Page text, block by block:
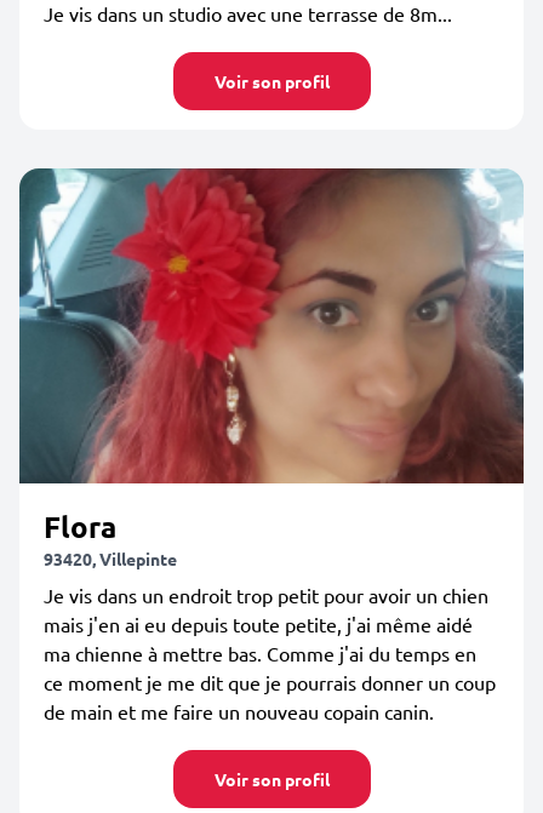
Je vis dans un studio avec une terrasse de 8m...
Voir son profil
Flora
93420, Villepinte
Je vis dans un endroit trop petit pour avoir un chien
mais j'en ai eu depuis toute petite, j'ai même aidé
ma chienne à mettre bas. Comme j'ai du temps en
ce moment je me dit que je pourrais donner un coup
de main et me faire un nouveau copain canin.
Voir son profil